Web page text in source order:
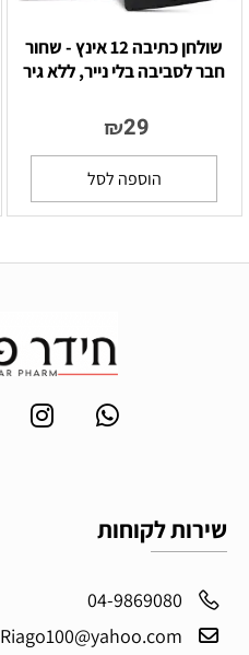
שולחן כתיבה 12 אינץ - שחור
חבר לסביבה בלי נייר, ללא גיר
₪29
הוספה לסל
שירות לקוחות
04-9869080
Riago100@yahoo.com